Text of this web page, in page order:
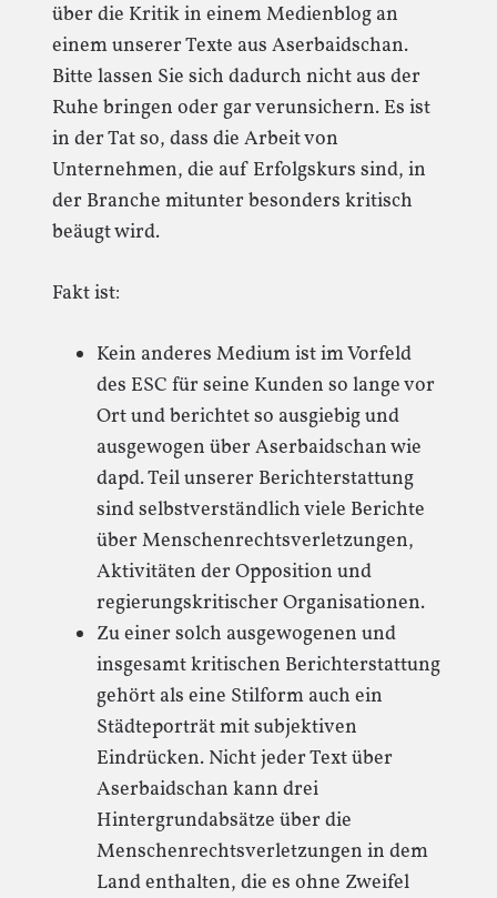
über die Kritik in einem Medienblog an
einem unserer Texte aus Aserbaidschan.
Bitte lassen Sie sich dadurch nicht aus der
Ruhe bringen oder gar verunsichern. Es ist
in der Tat so, dass die Arbeit von
Unternehmen, die auf Erfolgskurs sind, in
der Branche mitunter besonders kritisch
beäugt wird.
Fakt ist:
Kein anderes Medium ist im Vorfeld
des ESC für seine Kunden so lange vor
Ort und berichtet so ausgiebig und
ausgewogen über Aserbaidschan wie
dapd. Teil unserer Berichterstattung
sind selbstverständlich viele Berichte
über Menschenrechtsverletzungen,
Aktivitäten der Opposition und
regierungskritischer Organisationen.
Zu einer solch ausgewogenen und
insgesamt kritischen Berichterstattung
gehört als eine Stilform auch ein
Städteporträt mit subjektiven
Eindrücken. Nicht jeder Text über
Aserbaidschan kann drei
Hintergrundabsätze über die
Menschenrechtsverletzungen in dem
Land enthalten, die es ohne Zweifel